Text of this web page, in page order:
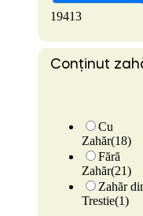
19413
Conținut
Cu
Zahăr(18)
Fără
Zahăr(21)
Zahăr
Trestie(1)